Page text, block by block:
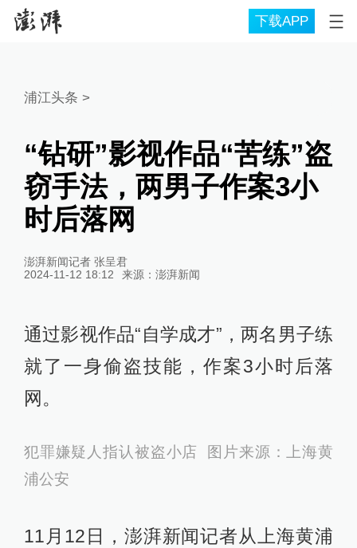
下载APP
浦江头条 >
“钻研”影视作品“苦练”盗
窃手法，两男子作案3小
时后落网
澎湃新闻记者 张呈君
2024-11-12 18:12
来源： 澎湃新闻
通过影视作品“自学成才”，两名男子练
就了一身偷盗技能，作案3小时后落
网。
犯罪嫌疑人指认被盗小店 图片来源：上海黄
浦公安
11月12日，澎湃新闻记者从上海黄浦